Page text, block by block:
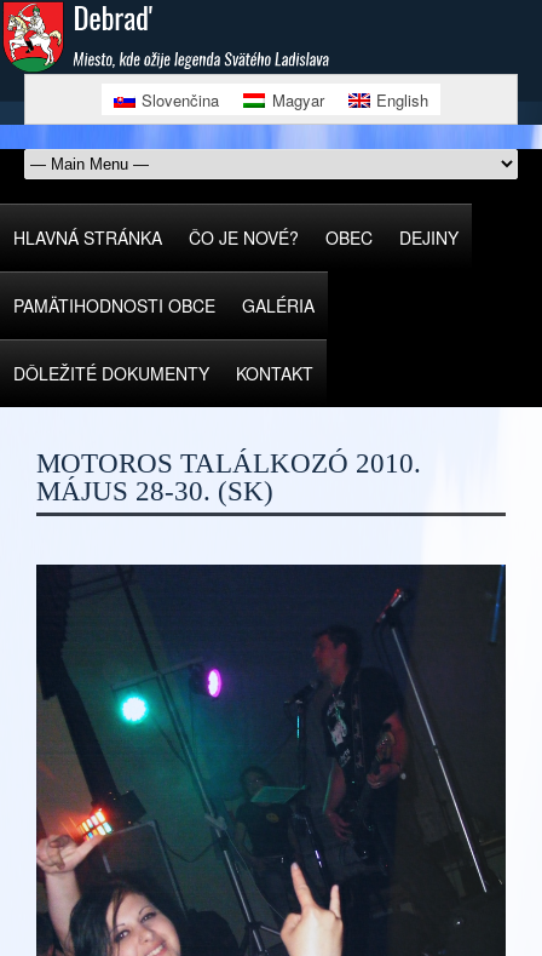
Slovenčina Magyar English
HLAVNÁ STRÁNKA ČO JE NOVÉ? OBEC DEJINY
PAMÄTIHODNOSTI OBCE GALÉRIA
DÔLEŽITÉ DOKUMENTY KONTAKT
MOTOROS TALÁLKOZÓ 2010.
MÁJUS 28-30. (SK)